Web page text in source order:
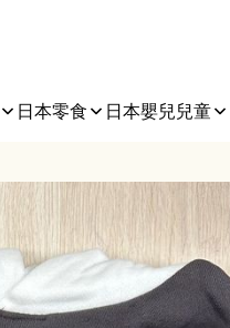
日本零食 日本嬰兒兒童